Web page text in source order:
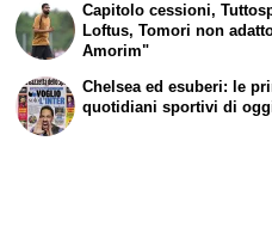
Capitolo cessioni,
Loftus, Tomori non
Amorim"
Chelsea ed esuberi: le
quotidiani sportivi di